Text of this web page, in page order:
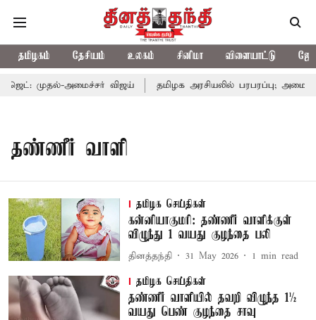
தமிழகம் தேசியம் உலகம் சினிமா விளையாட்டு
முதல்-அமைச்சர் விஜய் தமிழக அரசியலில் பரபரப்பு;
தண்ணீர் வாளி
தமிழக செய்திகள்
கன்னியாகுமரி: தண்ணீர் வாளிக்குள்
விழுந்து 1 வயது குழந்தை பலி
தினத்தந்தி 31 May 2026 1 min read
தமிழக செய்திகள்
தண்ணீர் வாளியில் தவறி விழுந்த 1½
வயது பெண் குழந்தை சாவு